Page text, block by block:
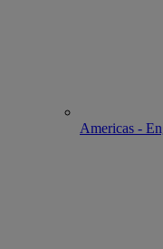
Americas -